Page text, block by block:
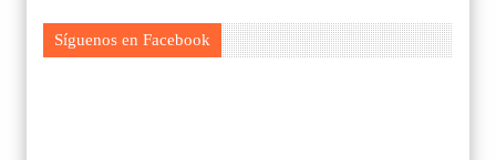
Síguenos en Facebook